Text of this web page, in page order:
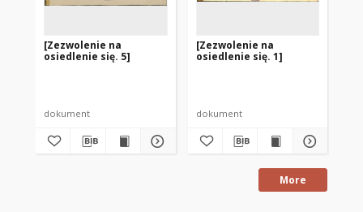
[Zezwolenie na
osiedlenie się. 5]
dokument
[Zezwolenie na
osiedlenie się. 1]
dokument
More